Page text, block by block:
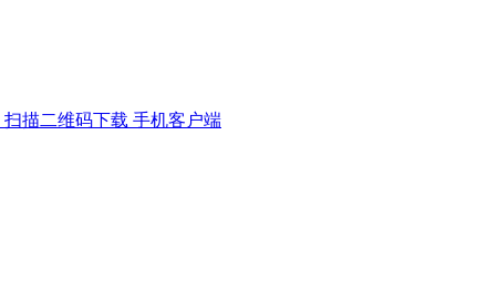
扫描二维码下载 手机客户端